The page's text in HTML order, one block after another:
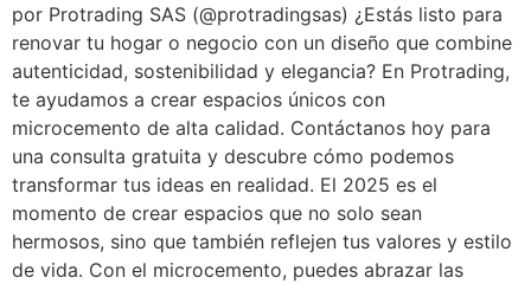
por Protrading SAS (@protradingsas) ¿Estás listo para
renovar tu hogar o negocio con un diseño que combine
autenticidad, sostenibilidad y elegancia? En Protrading,
te ayudamos a crear espacios únicos con
microcemento de alta calidad. Contáctanos hoy para
una consulta gratuita y descubre cómo podemos
transformar tus ideas en realidad. El 2025 es el
momento de crear espacios que no solo sean
hermosos, sino que también reflejen tus valores y estilo
de vida. Con el microcemento, puedes abrazar las